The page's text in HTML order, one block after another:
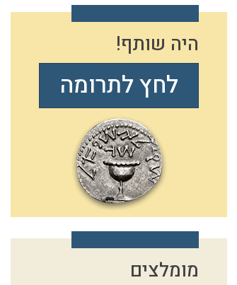
היה שותף!
לחץ לתרומה
מומלצים